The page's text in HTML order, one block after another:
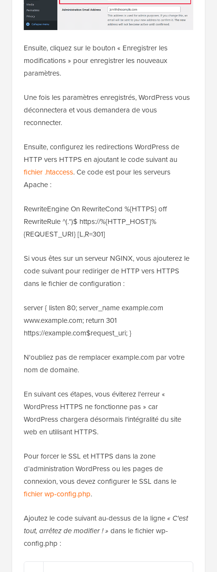
Ensuite, cliquez sur le bouton « Enregistrer les
modifications » pour enregistrer les nouveaux
paramètres.
Une fois les paramètres enregistrés, WordPress vous
déconnectera et vous demandera de vous
reconnecter.
Ensuite, configurez les redirections WordPress de
HTTP vers HTTPS en ajoutant le code suivant au
fichier .htaccess. Ce code est pour les serveurs
Apache :
RewriteEngine On RewriteCond %{HTTPS} off
RewriteRule ^(.*)$ https://%{HTTP_HOST}%
{REQUEST_URI} [L,R=301]
Si vous êtes sur un serveur NGINX, vous ajouterez le
code suivant pour rediriger de HTTP vers HTTPS
dans le fichier de configuration :
server { listen 80; server_name example.com
www.example.com; return 301
https://example.com$request_uri; }
N'oubliez pas de remplacer example.com par votre
nom de domaine.
En suivant ces étapes, vous éviterez l'erreur «
WordPress HTTPS ne fonctionne pas » car
WordPress chargera désormais l'intégralité du site
web en utilisant HTTPS.
Pour forcer le SSL et HTTPS dans la zone
d’administration WordPress ou les pages de
connexion, vous devez configurer le SSL dans le
fichier wp-config.php.
Ajoutez le code suivant au-dessus de la ligne« C'est
tout, arrêtez de modifier ! » dans le fichier wp-
config.php :